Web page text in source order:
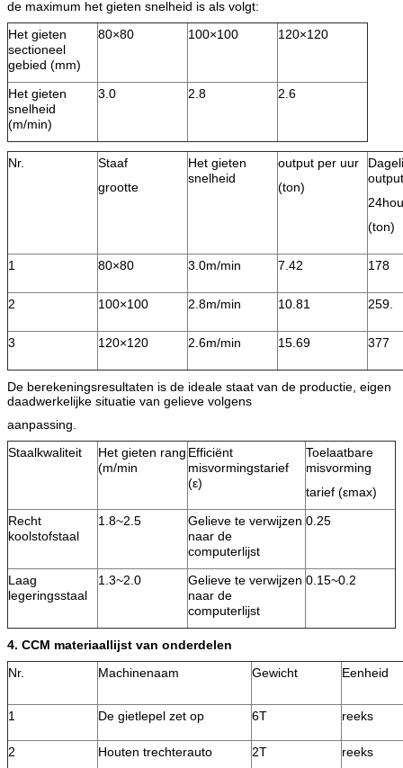
de maximum het gieten snelheid is als volgt:
Het gieten
sectioneel
gebied (mm)
80×80 100×100 120×120
Het gieten
snelheid
(m/min)
3.0 2.8 2.6
Nr.
Staaf
grootte
Het gieten
snelheid
output per uur
(ton)
output
(ton)
1 80×80 3.0m/min 7.42 178
2 100×100 2.8m/min 10.81 259.
3 120×120 2.6m/min 15.69 377
De berekeningsresultaten is de ideale staat van de productie, eigen
daadwerkelijke situatie van gelieve volgens
aanpassing.
Staalkwaliteit
Het gieten rang
(m/min
Efficiënt
misvormingstarief
(ε)
Toelaatbare
misvorming
tarief (εmax)
Recht
koolstofstaal
1.8~2.5
Gelieve te verwijzen
naar de
computerlijst
0.25
Laag
legeringsstaal
1.3~2.0
Gelieve te verwijzen
naar de
computerlijst
0.15~0.2
4. CCM materiaallijst van onderdelen
Nr.
Machinenaam Gewicht Eenheid
1 De gietlepel zet op 6T reeks
2 Houten trechterauto 2T reeks